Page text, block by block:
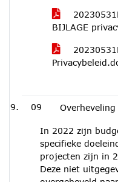
BIJLAGE
09
In 2022 zijn
specifieke
projecten zijn in
Deze niet